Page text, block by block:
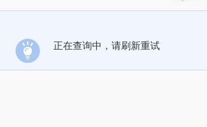
正在查询中，请刷新重试